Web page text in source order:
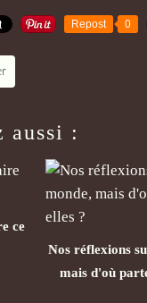
Repost 0
aussi :
ce
Nos réflexions
mais d'où